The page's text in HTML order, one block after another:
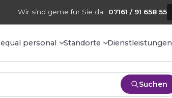
Wir sind gerne für Sie da: 07161 / 91 658 55
equal personal Standorte Dienstleistungen
Suchen